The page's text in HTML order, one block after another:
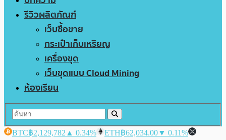
รีวิวผลิตภัณฑ์
เว็บซื้อขาย
กระเป๋าเก็บเหรียญ
เครื่องขุด
เว็บขุดแบบ Cloud Mining
ห้องเรียน
BTC฿2,129,782 ▲ 0.34% ETH฿62,034.00▼ 0.11%